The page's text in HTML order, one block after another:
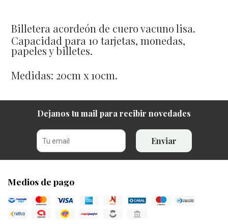
Billetera acordeón de cuero vacuno lisa.
Capacidad para 10 tarjetas, monedas,
papeles y billetes.
Medidas: 20cm x 10cm.
Dejanos tu mail para recibir novedades
Enviar
Medios de pago